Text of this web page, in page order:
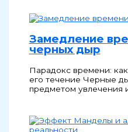
Замедление
черных дыр
Парадокс времени:
его течение Черные
предметом увлечения